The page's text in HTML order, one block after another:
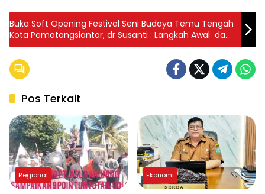
Buka Soft Opening Festival Seni Budaya Temu Tengah
Kota Pematangsiantar, dr Susanti : Langkah Awal dan
Akan Menjadi Agenda Rutin
Pos Terkait
Regional Ekonomi